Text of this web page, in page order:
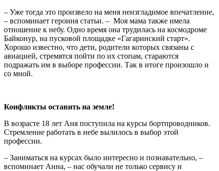
– Уже тогда это произвело на меня неизгладимое впечатление,
– вспоминает героиня статьи. – Моя мама также имела
отношение к небу. Одно время она трудилась на космодроме
Байконур, на пусковой площадке «Гагаринский старт».
Хорошо известно, что дети, родители которых связаны с
авиацией, стремятся пойти по их стопам, стараются
подражать им в выборе профессии. Так в итоге произошло и
со мной.
Конфликты оставить на земле!
В возрасте 18 лет Аня поступила на курсы бортпроводников.
Стремление работать в небе вылилось в выбор этой
профессии.
– Заниматься на курсах было интересно и познавательно, –
вспоминает Анна, – нас обучали не только сервису и